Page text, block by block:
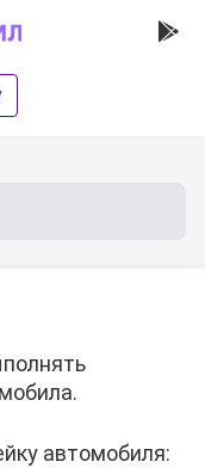
автомобиля: